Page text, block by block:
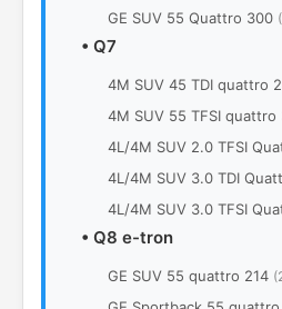
GE SUV 55 Quattro 300
• Q7
4M SUV 45 TDI quattro
4M SUV 55 TFSI quattro
4L/4M SUV 2.0 TFSI
4L/4M SUV 3.0 TDI
4L/4M SUV 3.0 TFSI
• Q8 e-tron
GE SUV 55 quattro 214